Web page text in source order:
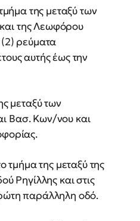
της μεταξύ των
της Λεωφόρου
ρεύματα
αυτής έως την
μεταξύ των
Βασ. Κων/νου και
τμήμα της μεταξύ της
Ρηγίλλης και στις
παράλληλη οδό.